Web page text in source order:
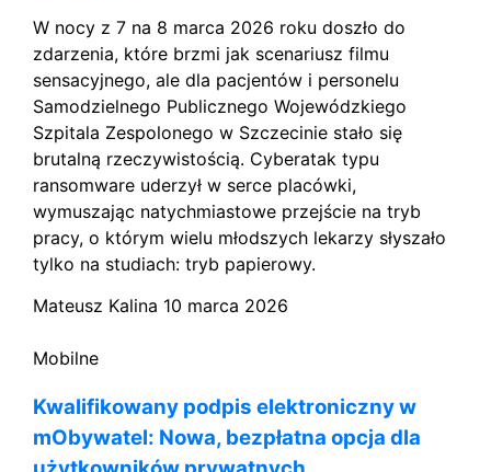
W nocy z 7 na 8 marca 2026 roku doszło do
zdarzenia, które brzmi jak scenariusz filmu
sensacyjnego, ale dla pacjentów i personelu
Samodzielnego Publicznego Wojewódzkiego
Szpitala Zespolonego w Szczecinie stało się
brutalną rzeczywistością. Cyberatak typu
ransomware uderzył w serce placówki,
wymuszając natychmiastowe przejście na tryb
pracy, o którym wielu młodszych lekarzy słyszało
tylko na studiach: tryb papierowy.
Mateusz Kalina 10 marca 2026
Mobilne
Kwalifikowany podpis elektroniczny w
mObywatel: Nowa, bezpłatna opcja dla